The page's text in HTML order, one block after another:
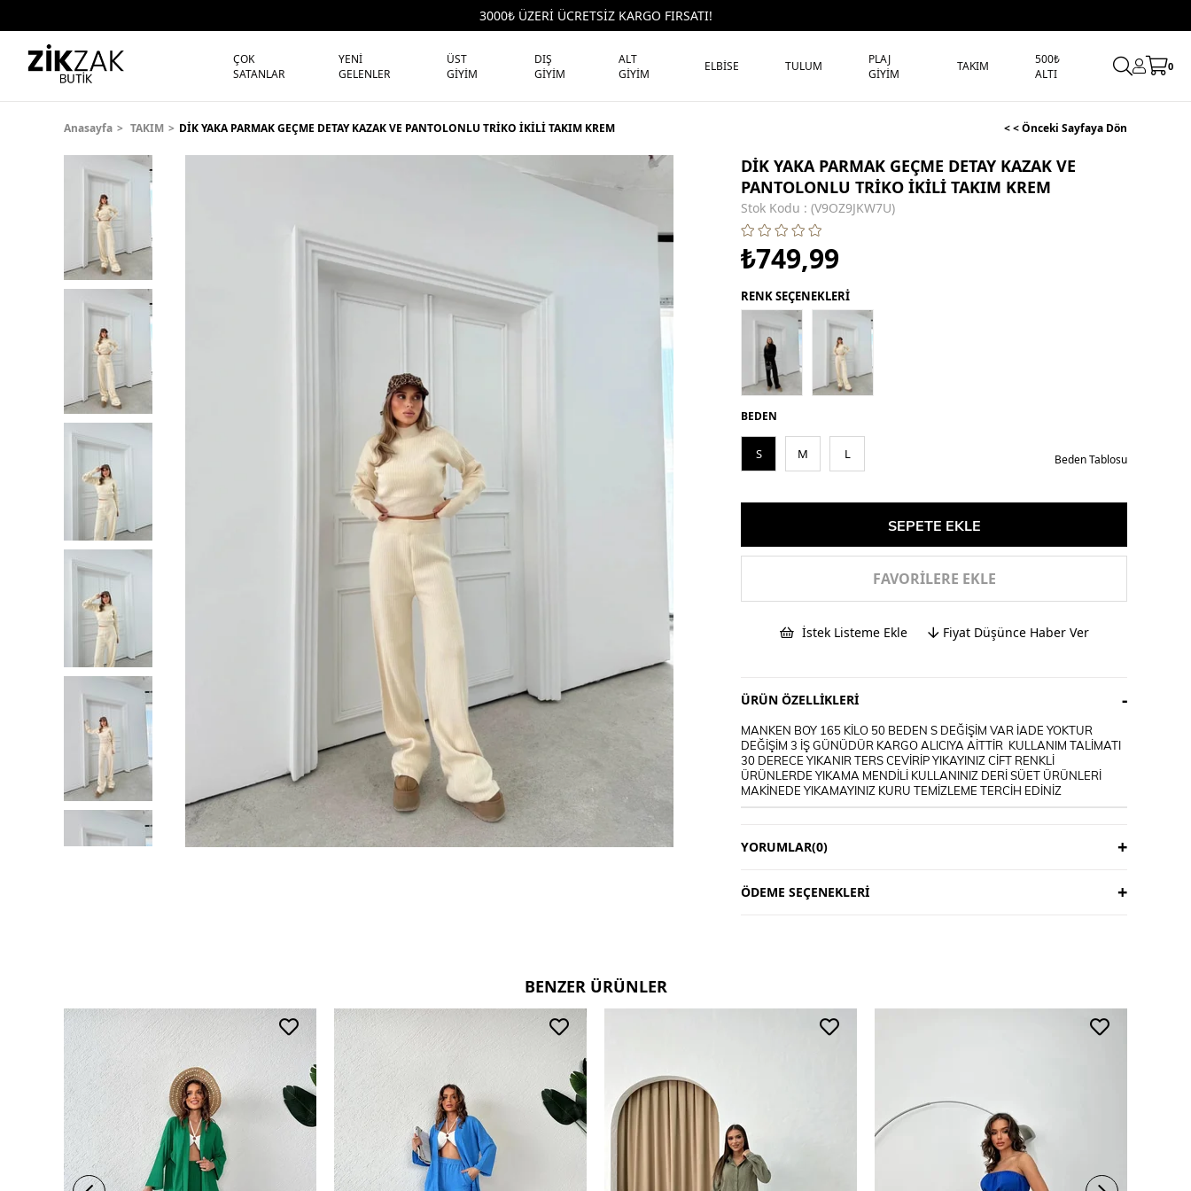
3000₺ ÜZERİ ÜCRETSİZ KARGO FIRSATI!
ÇOK
SATANLAR
YENİ
GELENLER
ÜST
GİYİM
DIŞ
GİYİM
ALT
GİYİM
ELBİSE TULUM
PLAJ
GİYİM
TAKIM
500₺
ALTI
0
Anasayfa TAKIM DİK YAKA PARMAK GEÇME DETAY KAZAK VE PANTOLONLU TRİKO İKİLİ TAKIM KREM < < Önceki Sayfaya Dön
DİK YAKA PARMAK GEÇME DETAY KAZAK VE
PANTOLONLU TRİKO İKİLİ TAKIM KREM
Stok Kodu (V9OZ9JKW7U)
₺749,99
RENK SEÇENEKLERİ
BEDEN
S M L Beden Tablosu
FAVORILERE EKLE
İstek Listeme Ekle Fiyat Düşünce Haber Ver
ÜRÜN ÖZELLIKLERI
MANKEN BOY 165 KİLO 50 BEDEN S DEĞİŞİM VAR İADE YOKTUR
DEĞİŞİM 3 İŞ GÜNÜDÜR KARGO ALICIYA AİTTİR KULLANIM TALİMATI
30 DERECE YIKANIR TERS CEVİRİP YIKAYINIZ CİFT RENKLİ
ÜRÜNLERDE YIKAMA MENDİLİ KULLANINIZ DERİ SÜET ÜRÜNLERİ
MAKİNEDE YIKAMAYINIZ KURU TEMİZLEME TERCİH EDİNİZ
YORUMLAR(0)
ÖDEME SEÇENEKLERI
BENZER ÜRÜNLER